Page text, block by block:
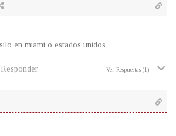
en miami o estados unidos
Responder Ver Respuestas (1)